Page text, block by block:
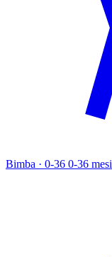
Bimba · 0-36 0-36 mesi